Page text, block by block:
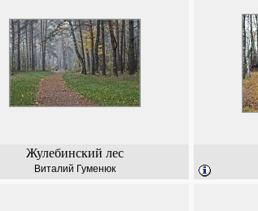
Жулебинский лес
Виталий Гуменюк